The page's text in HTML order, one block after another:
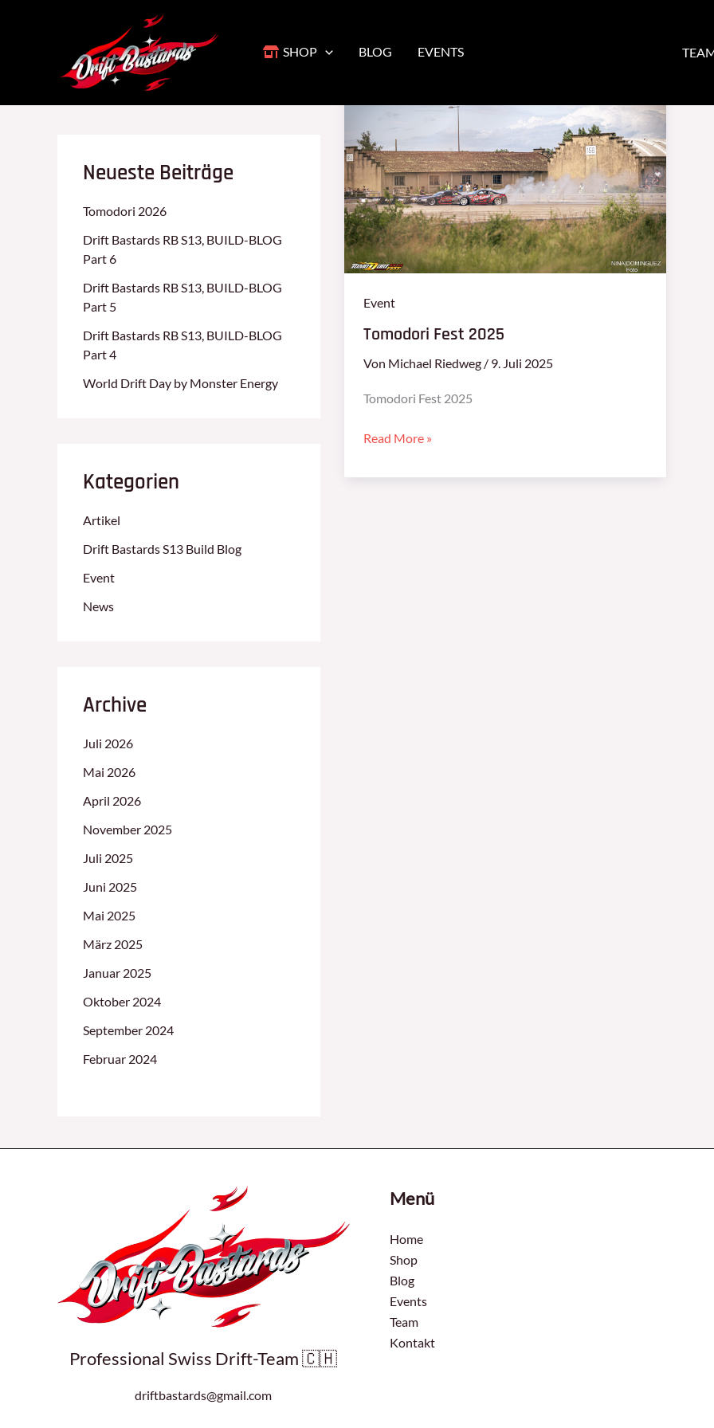
SHOP BLOG EVENTS
Neueste Beiträge
Tomodori 2026
Drift Bastards RB S13, BUILD-BLOG
Part 6
Drift Bastards RB S13, BUILD-BLOG
Part 5
Drift Bastards RB S13, BUILD-BLOG
Part 4
World Drift Day by Monster Energy
Kategorien
Artikel
Drift Bastards S13 Build Blog
Event
News
Archive
Juli 2026
Mai 2026
April 2026
November 2025
Juli 2025
Juni 2025
Mai 2025
März 2025
Januar 2025
Oktober 2024
September 2024
Februar 2024
Event
Tomodori Fest 2025
Von Michael Riedweg / 9. Juli 2025
Tomodori Fest 2025
2025
Read More »
Professional Swiss Drift-Team 🇨🇭
driftbastards@gmail.com
Menü
Home
Shop
Blog
Events
Team
Kontakt